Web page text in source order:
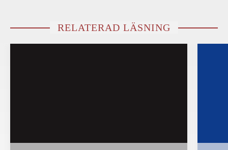
RELATERAD LÄSNING